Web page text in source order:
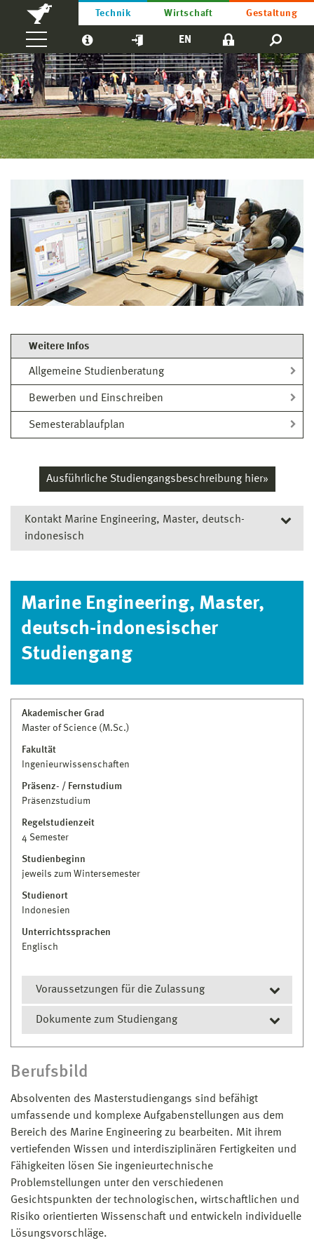
Technik Wirtschaft Gestaltung
EN
Weitere Infos
Allgemeine Studienberatung
Bewerben und Einschreiben
Semesterablaufplan
Ausführliche Studiengangsbeschreibung hier»
Kontakt Marine Engineering, Master, deutsch-
indonesisch
Studienberatung
Haus 1 · Raum 127
03841 753–7692
studienberatung@hs-wismar.de
Studiengangsleitung
Wolfgang Busse
Dr.-Ing.
Wissenschaftlicher Mitarbeiter
Ingenieurwissenschaften
wolfgang.busse@hs-wismar.de
Persönliche Seite
Marine Engineering, Master,
deutsch-indonesischer
Studiengang
Akademischer Grad
Master of Science (M.Sc.)
Fakultät
Ingenieurwissenschaften
Präsenz- / Fernstudium
Präsenzstudium
Regelstudienzeit
4 Semester
Studienbeginn
jeweils zum Wintersemester
Studienort
Indonesien
Unterrichtssprachen
Englisch
Voraussetzungen für die Zulassung
maritim-ingenieurwissenschaftlichen oder
vergleichbaren Studiengang einer nationalen
die Gesamtnote des diesen Studienabschluss
bestätigenden Zeugnisses muss bei
vergleichbaren Notensystemen mindestens
2,5 betragen, bei nichtvergleichbaren
Notensystemen ein GPA von 3,75/5,0
eine einschlägige Berufspraxis kann die
Gesamtnote dahingehend verbessern, dass pro
um 0,1 anzurechnen ist, jedoch nicht mehr
Dokumente zum Studiengang
Berufsbild
Absolventen des Masterstudiengangs sind befähigt
umfassende und komplexe Aufgabenstellungen aus dem
Bereich des Marine Engineering zu bearbeiten. Mit ihrem
vertiefenden Wissen und interdisziplinären Fertigkeiten und
Fähigkeiten lösen Sie ingenieurtechnische
Problemstellungen unter den verschiedenen
Gesichtspunkten der technologischen, wirtschaftlichen und
Risiko orientierten Wissenschaft und entwickeln individuelle
Lösungsvorschläge.